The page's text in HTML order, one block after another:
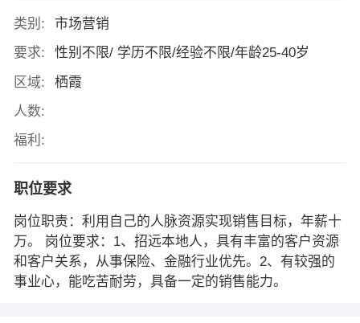
类别:
市场营销
要求:
性别不限/ 学历不限/经验不限/年龄25-40岁
区域:
栖霞
人数:
福利:
职位要求
岗位职责：利用自己的人脉资源实现销售目标，年薪十
万。 岗位要求：1、招远本地人，具有丰富的客户资源
和客户关系，从事保险、金融行业优先。2、有较强的
事业心，能吃苦耐劳，具备一定的销售能力。